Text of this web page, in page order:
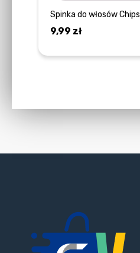
Spinka do włosów Chips
9,99 zł